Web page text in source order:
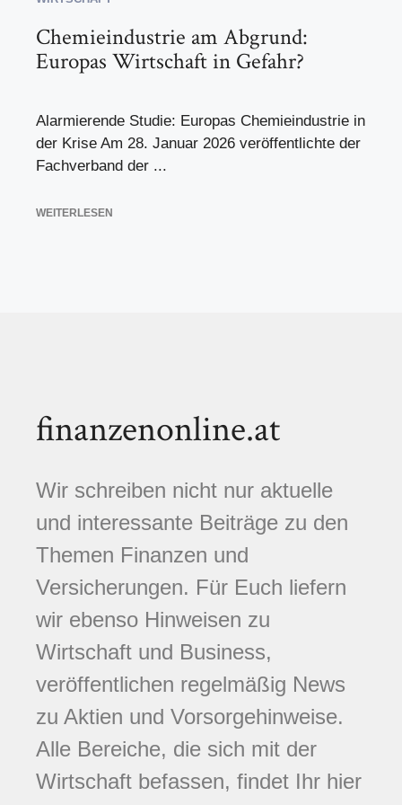
Chemieindustrie am Abgrund:
Europas Wirtschaft in Gefahr?
Alarmierende Studie: Europas Chemieindustrie in
der Krise Am 28. Januar 2026 veröffentlichte der
Fachverband der ...
WEITERLESEN
finanzenonline.at
Wir schreiben nicht nur aktuelle
und interessante Beiträge zu den
Themen Finanzen und
Versicherungen. Für Euch liefern
wir ebenso Hinweisen zu
Wirtschaft und Business,
veröffentlichen regelmäßig News
zu Aktien und Vorsorgehinweise.
Alle Bereiche, die sich mit der
Wirtschaft befassen, findet Ihr hier